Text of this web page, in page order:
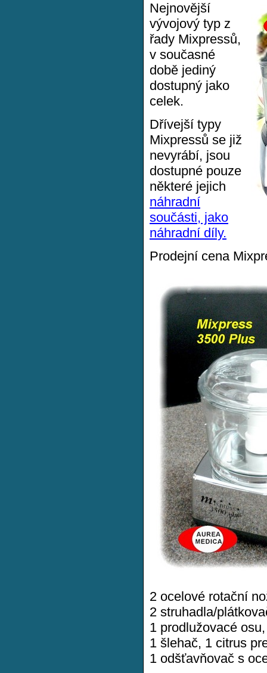
Nejnovější
vývojový typ z
řady Mixpressů,
v současné
době jediný
dostupný jako
celek.
Dřívejší typy
Mixpressů se již
nevyrábí, jsou
dostupné pouze
některé jejich
náhradní
součásti, jako
náhradní díly.
Prodejní cena
2 ocelové rotační
2 struhadla/
1 prodlužovacé osu,
1 šlehač, 1 citrus
1 odšťavňovač s